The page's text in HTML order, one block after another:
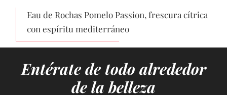
Eau de Rochas Pomelo Passion, frescura cítrica
con espíritu mediterráneo
Entérate de todo alrededor
de la belleza